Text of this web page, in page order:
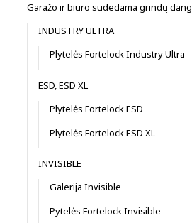
Garažo ir biuro sudedama grindų
INDUSTRY ULTRA
Plytelės Fortelock Industry Ultra
ESD, ESD XL
Plytelės Fortelock ESD
Plytelės Fortelock ESD XL
INVISIBLE
Galerija Invisible
Pytelės Fortelock Invisible